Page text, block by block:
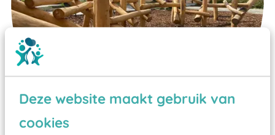
Deze website maakt gebruik van
cookies